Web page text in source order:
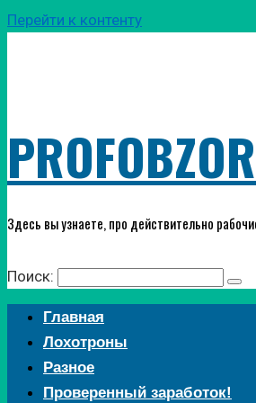
Перейти к контенту
PROFOBZOR
Здесь вы узнаете, про действительно
Поиск:
Главная
Лохотроны
Разное
Проверенный заработок!